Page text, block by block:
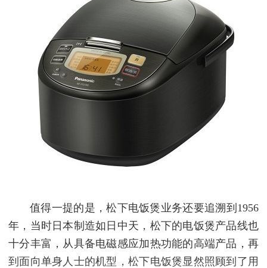
值得一提的是，松下电饭煲业务还要追溯到1956
年，当时日本制造如日中天，松下的电饭煲产品线也
十分丰富，从具备电磁感应加热功能的高端产品，再
到面向单身人士的机型，松下电饭煲显然照顾到了用